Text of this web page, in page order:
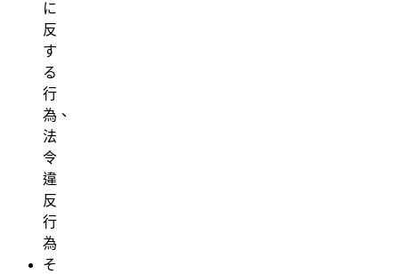
に
反
す
る
行
為、
法
令
違
反
行
為
そ